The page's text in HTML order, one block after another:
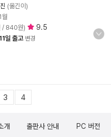
(옮긴이)
/ 840원) 9.5
일 출고 변경
3 4
개 출판사 안내 PC 버전